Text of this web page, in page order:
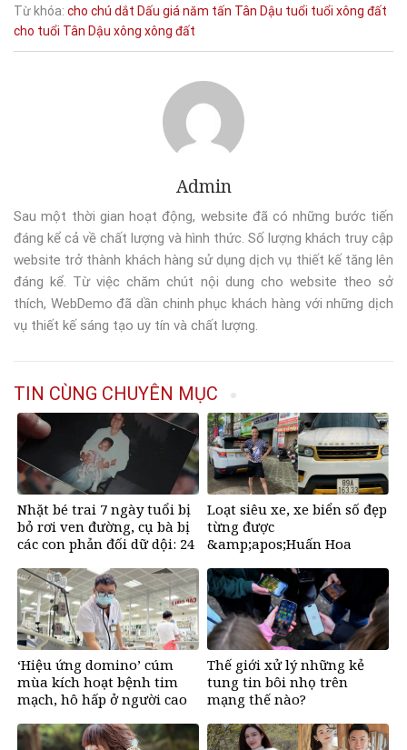
Từ khóa: cho chú dắt Dấu giánăm tấn Tân Dậu tuổi tuổi xông đất
cho tuổi Tân Dậu xông xông đất
Admin
Sau một thời gian hoạt động, website đã có những bước tiến
đáng kể cả về chất lượng và hình thức. Số lượng khách truy cập
website trở thành khách hàng sử dụng dịch vụ thiết kế tăng lên
đáng kể. Từ việc chăm chút nội dung cho website theo sở
thích, WebDemo đã dần chinh phục khách hàng với những dịch
vụ thiết kế sáng tạo uy tín và chất lượng.
TIN CÙNG CHUYÊN MỤC
Nhặt bé trai 7 ngày tuổi bị
bỏ rơi ven đường, cụ bà bị
các con phản đối dữ dội: 24
động
Loạt siêu xe, xe biển số đẹp
từng được
&amp;apos;Huấn Hoa
sốt mạng
‘Hiệu ứng domino’ cúm
mùa kích hoạt bệnh tim
mạch, hô hấp ở người cao
Thế giới xử lý những kẻ
tung tin bôi nhọ trên
mạng thế nào?